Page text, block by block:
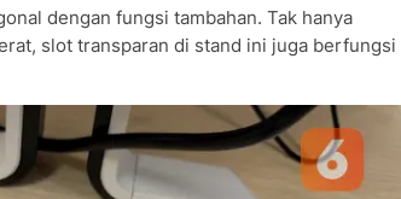
dengan fungsi tambahan. Tak hanya
slot transparan di stand ini juga berfungsi